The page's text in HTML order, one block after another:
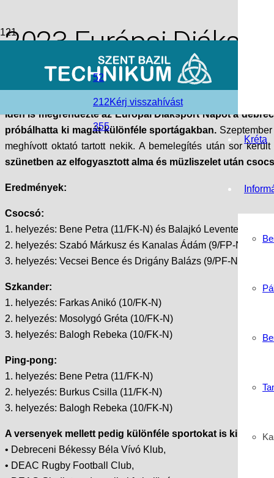
Kréta
52
212
355
Kérj visszahívást
2023 Európai
2023-10-08
folder_openDebreceni tagintézmény,Hírek,Szent Bazil
Idén is megrendezte az Európai Diáksport Napot a
próbálhatta ki magát különféle sportágakban.
meghívott oktató tartott nekik. A bemelegítés után sor
szünetben az elfogyasztott alma és müzliszelet után
Eredmények:
Csocsó:
1. helyezés: Bene Petra (11/FK-N) és Balajkó Levente (13/PF-
2. helyezés: Szabó Márkusz és Kanalas Ádám (9/FP-N)
3. helyezés: Vecsei Bence és Drigány Balázs (9/PF-N)
Szkander:
1. helyezés: Farkas Anikó (10/FK-N)
2. helyezés: Mosolygó Gréta (10/FK-N)
3. helyezés: Balogh Rebeka (10/FK-N)
Ping-pong:
1. helyezés: Bene Petra (11/FK-N)
2. helyezés: Burkus Csilla (11/FK-N)
3. helyezés: Balogh Rebeka (10/FK-N)
A versenyek mellett pedig különféle sportokat is
• Debreceni Békessy Béla Vívó Klub,
• DEAC Rugby Football Club,